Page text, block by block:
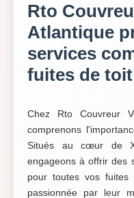
Rto
Atlantique
services
fuites de toit
Chez Rto Couvreur
comprenons
Situés au cœur de
engageons à offrir des
pour toutes vos fuites
passionnée par leur